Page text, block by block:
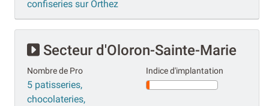
confiseries sur Orthez
Secteur d'Oloron-Sainte-Marie
Nombre de Pro
5 patisseries,
chocolateries,
Indice d'implantation